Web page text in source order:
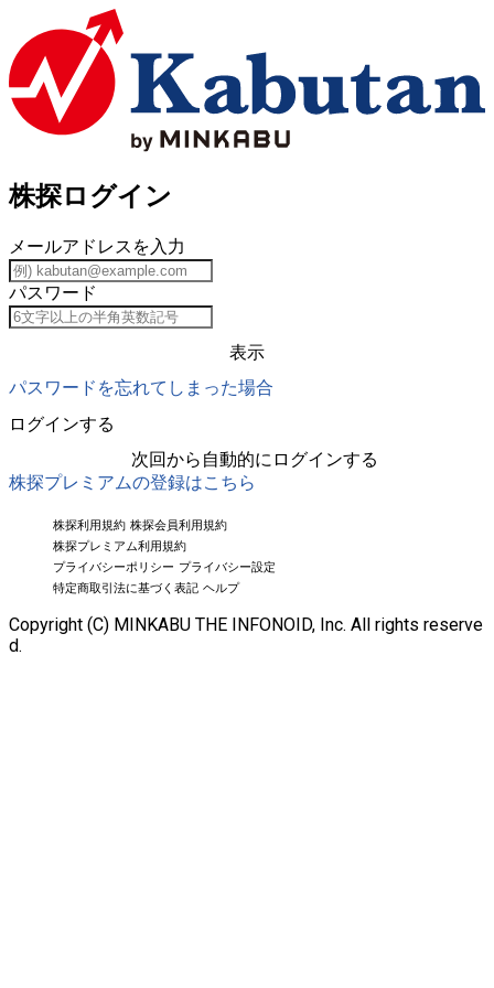
株探ログイン
メールアドレスを入力
パスワード
表示
パスワードを忘れてしまった場合
次回から自動的にログインする
株探プレミアムの登録はこちら
株探利用規約 株探会員利用規約
株探プレミアム利用規約
プライバシーポリシー プライバシー設定
特定商取引法に基づく表記 ヘルプ
Copyright (C) MINKABU THE INFONOID, Inc. All rights reserve
d.